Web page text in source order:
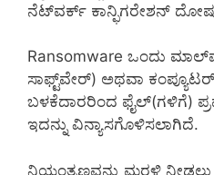
ನೆಟ್‌ವರ್ಕ್ ಕಾನ್ಫಿಗರೇಶನ್
Ransomware ಒಂದು
ಸಾಫ್ಟ್‌ವೇರ್) ಅಥವಾ
ಬಳಕೆದಾರರಿಂದ ಫೈಲ್(ಗಳಿಗೆ)
ಇದನ್ನು ವಿನ್ಯಾಸಗೊಳಿಸಲಾಗಿದೆ.
ನಿಯಂತ್ರಣವನ್ನು ಮರಳಿ ನೀಡಲು